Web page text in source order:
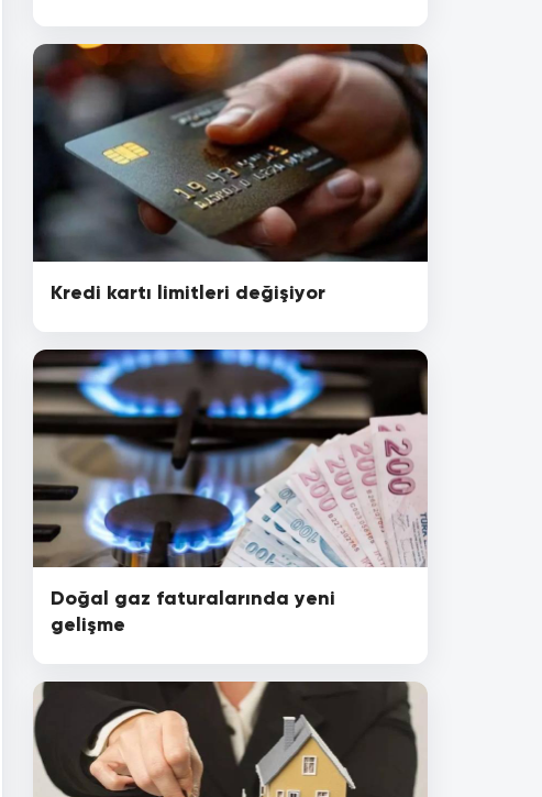
Kredi kartı limitleri değişiyor
Doğal gaz faturalarında yeni
gelişme